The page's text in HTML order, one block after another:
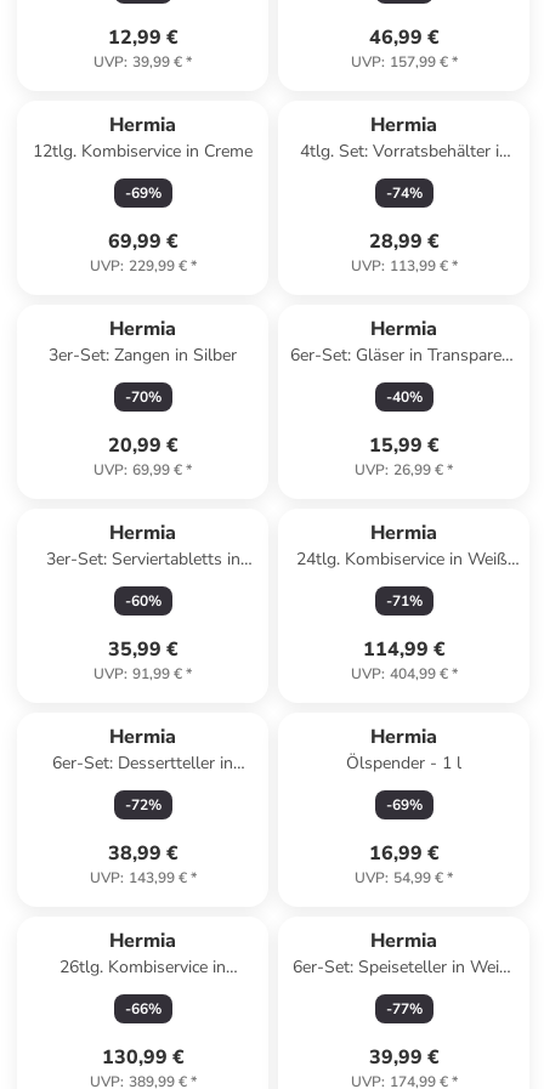
12,99 €
UVP: 39,99 €*
46,99 €
UVP: 157,99 €*
Hermia
12tlg. Kombiservice in Creme
-69%
69,99 €
UVP: 229,99 €*
Hermia
4tlg. Set: Vorratsbehälter in
Beige/ Hellbraun
-74%
28,99 €
UVP: 113,99 €*
Hermia
3er-Set: Zangen in Silber
-70%
20,99 €
UVP: 69,99 €*
Hermia
6er-Set: Gläser in Transparent
- 365 ml
-40%
15,99 €
UVP: 26,99 €*
Hermia
3er-Set: Serviertabletts in
Weiß/ Hellbraun
-60%
35,99 €
UVP: 91,99 €*
Hermia
24tlg. Kombiservice in Weiß/
Grün
-71%
114,99 €
UVP: 404,99 €*
Hermia
6er-Set: Dessertteller in
Creme/ Bunt - Ø 21 cm
-72%
38,99 €
UVP: 143,99 €*
Hermia
Ölspender - 1 l
-69%
16,99 €
UVP: 54,99 €*
Hermia
26tlg. Kombiservice in
Dunkelblau/ Hellbraun
-66%
130,99 €
UVP: 389,99 €*
Hermia
6er-Set: Speiseteller in Weiß/
Bunt - Ø 26 cm
-77%
39,99 €
UVP: 174,99 €*